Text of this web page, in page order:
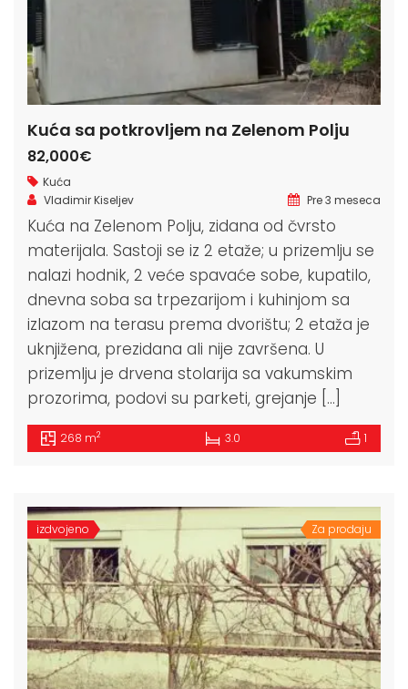
Kuća sa potkrovljem na Zelenom Polju
82,000€
Kuća
Vladimir Kiseljev
Pre 3 meseca
Kuća na Zelenom Polju, zidana od čvrsto
materijala. Sastoji se iz 2 etaže; u prizemlju se
nalazi hodnik, 2 veće spavaće sobe, kupatilo,
dnevna soba sa trpezarijom i kuhinjom sa
izlazom na terasu prema dvorištu; 2 etaža je
uknjižena, prezidana ali nije završena. U
prizemlju je drvena stolarija sa vakumskim
prozorima, podovi su parketi, grejanje […]
268 m2 3.0 1
izdvojeno Za prodaju